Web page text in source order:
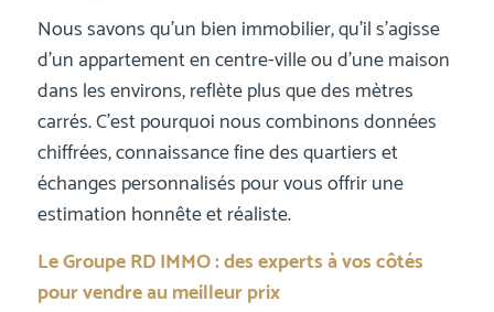
Nous savons qu’un bien immobilier, qu’il s’agisse
d’un appartement en centre-ville ou d’une maison
dans les environs, reflète plus que des mètres
carrés. C’est pourquoi nous combinons données
chiffrées, connaissance fine des quartiers et
échanges personnalisés pour vous offrir une
estimation honnête et réaliste.
Le Groupe RD IMMO : des experts à vos côtés
pour vendre au meilleur prix